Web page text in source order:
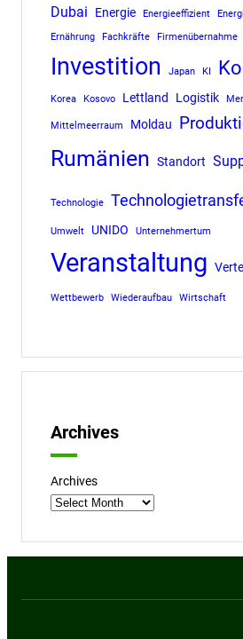
Dubai Energie Energieeffizient
Ernährung Fachkräfte Firmenübernahme
Investition Japan KI
Korea Kosovo Lettland Logistik
Mittelmeerraum Moldau
Rumänien Standort
Technologie
Umwelt UNIDO Unternehmertum
Veranstaltung
Wettbewerb Wiederaufbau Wirtschaft
Archives
Archives